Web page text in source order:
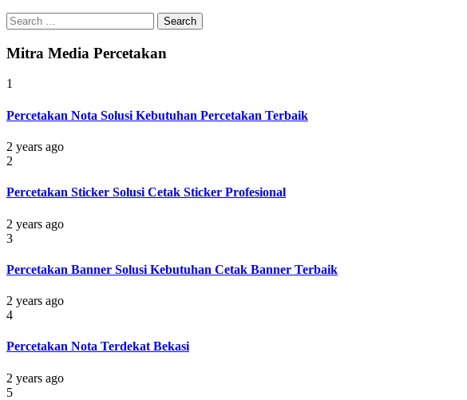
Search
for:
Mitra Media Percetakan
1
Percetakan Nota Solusi Kebutuhan Percetakan Terbaik
2 years ago
2
Percetakan Sticker Solusi Cetak Sticker Profesional
2 years ago
3
Percetakan Banner Solusi Kebutuhan Cetak Banner Terbaik
2 years ago
4
Percetakan Nota Terdekat Bekasi
2 years ago
5